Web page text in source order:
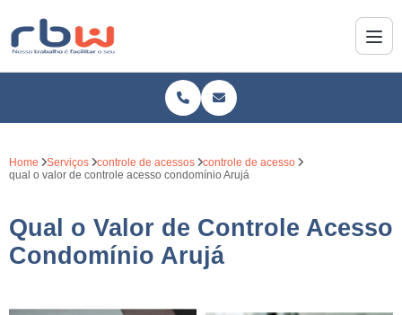
Home Serviços controle de acessos
controle de acesso
qual o valor de controle acesso condomínio Arujá
Qual o Valor de Controle Acesso
Condomínio Arujá